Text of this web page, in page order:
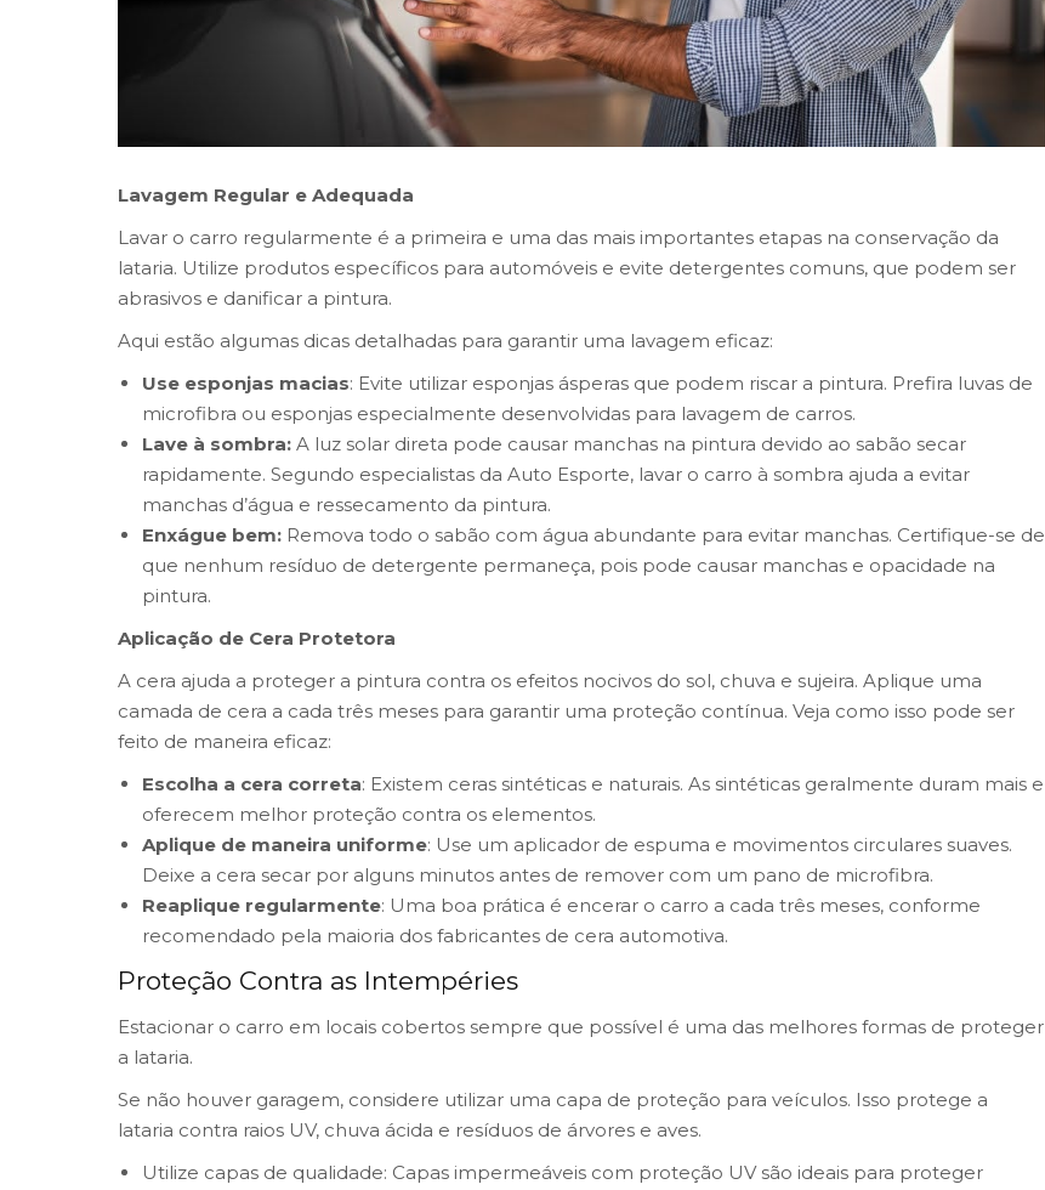
Lavagem Regular e Adequada
Lavar o carro regularmente é a primeira e uma das mais importantes etapas na conservação da
lataria. Utilize produtos específicos para automóveis e evite detergentes comuns, que podem ser
abrasivos e danificar a pintura.
Aqui estão algumas dicas detalhadas para garantir uma lavagem eficaz:
Use esponjas macias: Evite utilizar esponjas ásperas que podem riscar a pintura. Prefira luvas de
microfibra ou esponjas especialmente desenvolvidas para lavagem de carros.
Lave à sombra: A luz solar direta pode causar manchas na pintura devido ao sabão secar
rapidamente. Segundo especialistas da Auto Esporte, lavar o carro à sombra ajuda a evitar
manchas d’água e ressecamento da pintura.
Enxágue bem: Remova todo o sabão com água abundante para evitar manchas. Certifique-se de
que nenhum resíduo de detergente permaneça, pois pode causar manchas e opacidade na
pintura.
Aplicação de Cera Protetora
A cera ajuda a proteger a pintura contra os efeitos nocivos do sol, chuva e sujeira. Aplique uma
camada de cera a cada três meses para garantir uma proteção contínua. Veja como isso pode ser
feito de maneira eficaz:
Escolha a cera correta: Existem ceras sintéticas e naturais. As sintéticas geralmente duram mais e
oferecem melhor proteção contra os elementos.
Aplique de maneira uniforme: Use um aplicador de espuma e movimentos circulares suaves.
Deixe a cera secar por alguns minutos antes de remover com um pano de microfibra.
Reaplique regularmente: Uma boa prática é encerar o carro a cada três meses, conforme
recomendado pela maioria dos fabricantes de cera automotiva.
Proteção Contra as Intempéries
Estacionar o carro em locais cobertos sempre que possível é uma das melhores formas de proteger
a lataria.
Se não houver garagem, considere utilizar uma capa de proteção para veículos. Isso protege a
lataria contra raios UV, chuva ácida e resíduos de árvores e aves.
Utilize capas de qualidade: Capas impermeáveis com proteção UV são ideais para proteger